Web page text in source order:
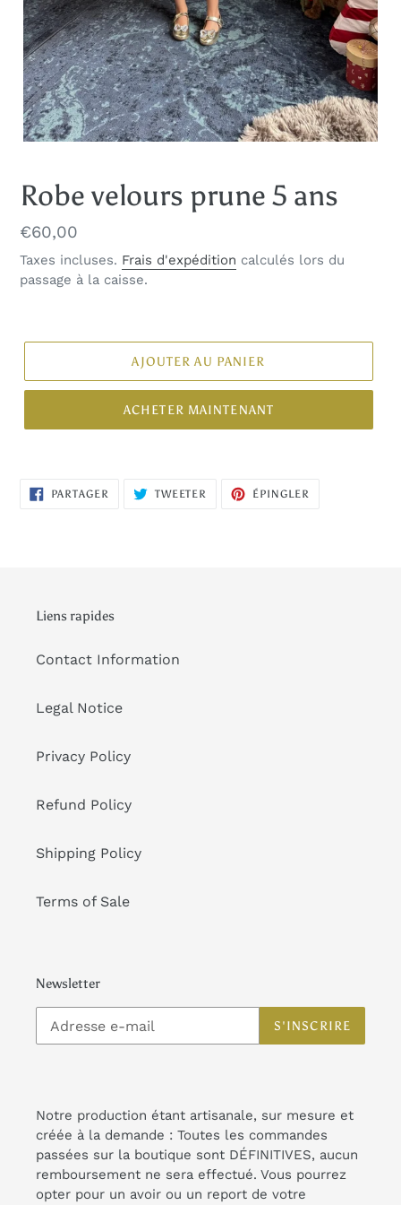
Robe velours prune 5 ans
Prix
normal
€60,00
Taxes incluses. Frais d'expédition calculés lors du
passage à la caisse.
AJOUTER AU PANIER
ACHETER MAINTENANT
PARTAGER PARTAGERTWEETER TWEETERÉPINGLER
Liens rapides
Contact Information
Legal Notice
Privacy Policy
Refund Policy
Shipping Policy
Terms of Sale
Newsletter
S'INSCRIRE
Notre production étant artisanale, sur mesure et
créée à la demande : Toutes les commandes
passées sur la boutique sont DÉFINITIVES, aucun
remboursement ne sera effectué. Vous pourrez
opter pour un avoir ou un report de votre